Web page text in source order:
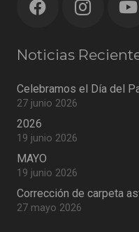
Noticias
Celebramos el Día del
27 junio 2026
2026
19 junio 2026
MAYO
19 junio 2026
Corrección de carpeta
27 mayo 2026